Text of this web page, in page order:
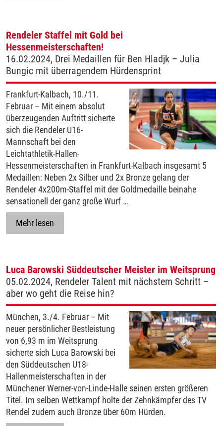
Rendeler Staffel mit Gold bei
Hessenmeisterschaften!
16.02.2024, Drei Medaillen für Ben Hladjk – Julia
Bungic mit überragendem Hürdensprint
Frankfurt-Kalbach, 10./11.
Februar – Mit einem absolut
überzeugenden Auftritt sicherte
sich die Rendeler U16-
Mannschaft bei den
Leichtathletik-Hallen-
Hessenmeisterschaften in Frankfurt-Kalbach insgesamt 5
Medaillen: Neben 2x Silber und 2x Bronze gelang der
Rendeler 4x200m-Staffel mit der Goldmedaille beinahe
sensationell der ganz große Wurf …
Mehr lesen
Luca Barowski Süddeutscher Meister im Weitsprung
05.02.2024, Rendeler Talent mit nächstem Schritt –
aber wo geht die Reise hin?
München, 3./4. Februar – Mit
neuer persönlicher Bestleistung
von 6,93 m im Weitsprung
sicherte sich Luca Barowski bei
den Süddeutschen U18-
Hallenmeisterschaften in der
Münchener Werner-von-Linde-Halle seinen ersten größeren
Titel. Im selben Wettkampf holte der Zehnkämpfer des TV
Rendel zudem auch Bronze über 60m Hürden.